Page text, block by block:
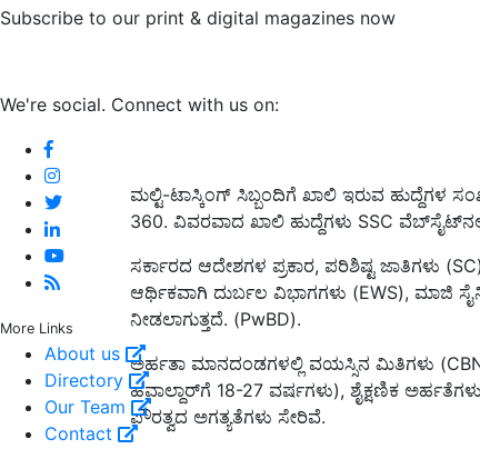
Subscribe to our print & digital magazines now
We're social. Connect with us on:
More Links
About us
Directory
Our Team
Contact
ಮಲ್ಟಿ-ಟಾಸ್ಕಿಂಗ್ ಸಿಬ್ಬಂದಿಗೆ ಖಾಲಿ ಇರುವ ಹುದ್ದೆಗಳ
360. ವಿವರವಾದ ಖಾಲಿ ಹುದ್ದೆಗಳು SSC
ಸರ್ಕಾರದ ಆದೇಶಗಳ ಪ್ರಕಾರ, ಪರಿಶಿಷ್ಟ ಜಾತಿಗಳು
ಆರ್ಥಿಕವಾಗಿ ದುರ್ಬಲ ವಿಭಾಗಗಳು (EWS), ಮಾಜಿ
ನೀಡಲಾಗುತ್ತದೆ. (PwBD).
ಅರ್ಹತಾ ಮಾನದಂಡಗಳಲ್ಲಿ ವಯಸ್ಸಿನ ಮಿತಿಗಳು (CBN
ಹವಾಲ್ದಾರ್‌ಗೆ 18-27 ವರ್ಷಗಳು), ಶೈಕ್ಷಣಿಕ
ಪೌರತ್ವದ ಅಗತ್ಯತೆಗಳು ಸೇರಿವೆ.